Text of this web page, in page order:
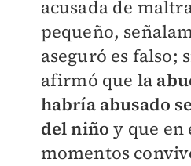
acusada de
pequeño,
aseguró es falso;
afirmó que la
habría abusado
del niñoy que en
momentos